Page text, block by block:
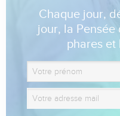
Chaque jour,
jour, la Pensée
phares et